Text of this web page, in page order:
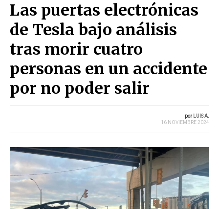
Las puertas electrónicas
de Tesla bajo análisis
tras morir cuatro
personas en un accidente
por no poder salir
por LUIS A.
16 NOVIEMBRE 2024